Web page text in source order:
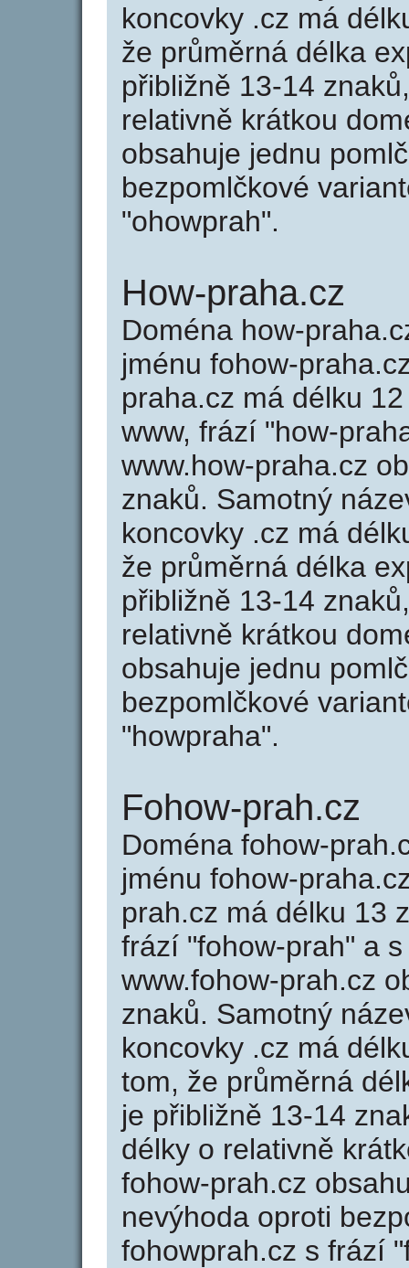
koncovky .cz má
že průměrná délka
přibližně 13-14
relativně krátkou
obsahuje jednu
bezpomlčkové
"ohowprah".
How-praha.cz
Doména how-
jménu fohow-
praha.cz má délku
www, frází "how-
www.how-praha.cz
znaků. Samotný
koncovky .cz má
že průměrná délka
přibližně 13-14
relativně krátkou
obsahuje jednu
bezpomlčkové
"howpraha".
Fohow-prah.cz
Doména fohow-
jménu fohow-
prah.cz má délku 13
frází "fohow-prah" a
www.fohow-prah.cz
znaků. Samotný
koncovky .cz má
tom, že průměrná
je přibližně 13-14
délky o relativně
fohow-prah.cz
nevýhoda oproti
fohowprah.cz s frází